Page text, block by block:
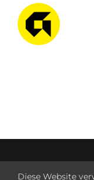
© Copyright
Diese Website